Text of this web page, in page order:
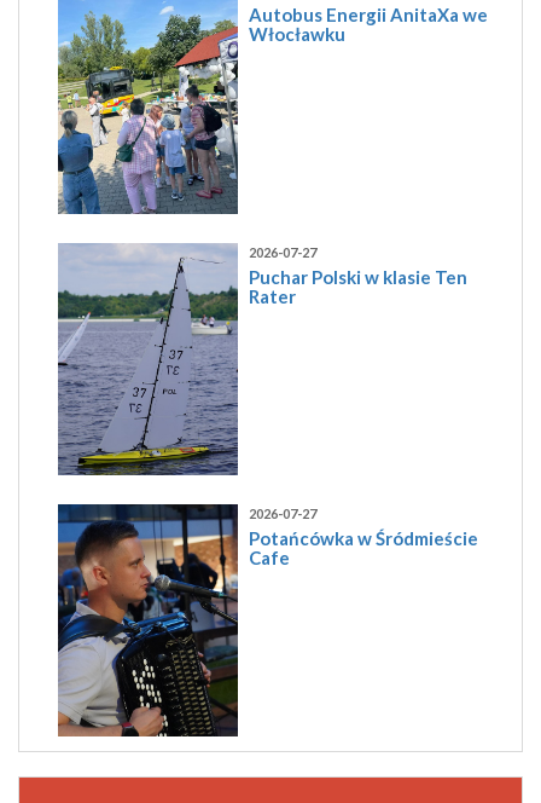
Autobus Energii AnitaXa we
Włocławku
2026-07-27
Puchar Polski w klasie Ten
Rater
2026-07-27
Potańcówka w Śródmieście
Cafe